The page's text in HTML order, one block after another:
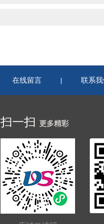
在线留言 | 联系
扫一扫 更多精彩